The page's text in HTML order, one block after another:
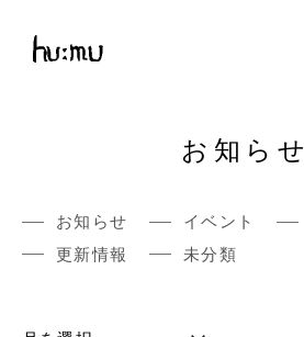
お知らせ
お知らせ イベント
更新情報
未分類